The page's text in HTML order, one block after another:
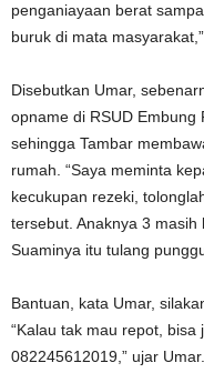
penganiayaan berat
buruk di mata
Disebutkan Umar,
opname di RSUD Embung
sehingga Tambar
rumah. “Saya meminta
kecukupan rezeki,
tersebut. Anaknya 3 masih
Suaminya itu tulang
Bantuan, kata Umar,
“Kalau tak mau repot,
082245612019,” ujar Umar.